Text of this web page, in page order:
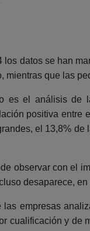
datos se han
que las
el análisis de
positiva
el 13,8%
observar con el
desaparece,
empresas
cualificación y